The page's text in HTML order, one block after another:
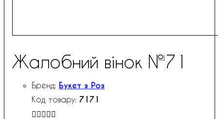
Жалобний вінок №71
Букет з Роз
7171
